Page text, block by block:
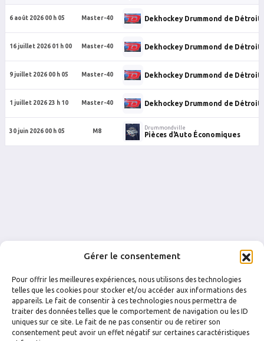
Gérer le consentement
Pour offrir les meilleures expériences, nous utilisons des technologies
telles que les cookies pour stocker et/ou accéder aux informations des
appareils. Le fait de consentir à ces technologies nous permettra de
traiter des données telles que le comportement de navigation ou les ID
uniques sur ce site. Le fait de ne pas consentir ou de retirer son
consentement peut avoir un effet négatif sur certaines caractéristiques
6 août 2026 00 h 05 Master-40 Dekhockey Drummond de Détroit
16 juillet 2026 01 h 00 Master-40 Dekhockey Drummond de Détroit
9 juillet 2026 00 h 05 Master-40 Dekhockey Drummond de Détroit
1 juillet 2026 23 h 10 Master-40 Dekhockey Drummond de Détroit
30 juin 2026 00 h 05 M8
Drummondville
Pièces d'Auto Économiques
FACEBOOK INSTAGRAM